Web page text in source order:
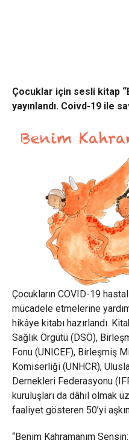
Çocuklar için sesli kitap
yayınlandı. Coivd-19 ile
Çocukların COVID-19
mücadele etmelerine
hikâye kitabı hazırlandı.
Sağlık Örgütü (DSÖ),
Fonu (UNICEF), Birleşmiş
Komiserliği (UNHCR),
Dernekleri Federasyonu
kuruluşları da dâhil olmak
faaliyet gösteren 50’yi
“Benim Kahramanım